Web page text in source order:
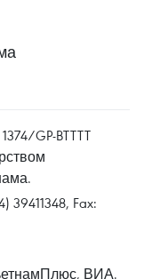
GP-BTTTT
Fax:
ВИА.